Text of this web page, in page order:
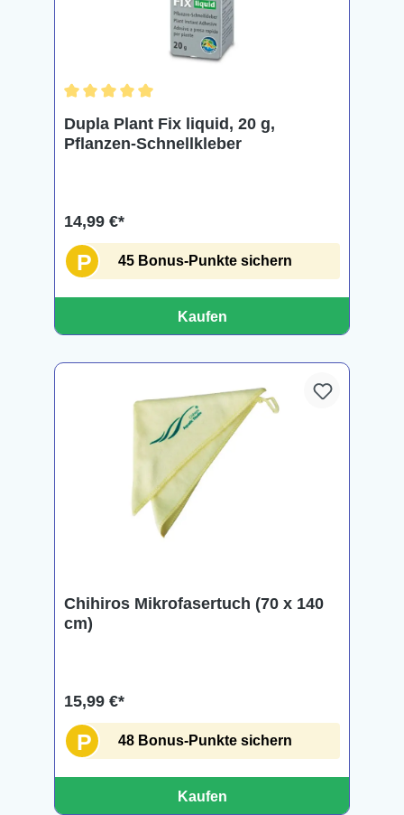
Dupla Plant Fix liquid, 20 g,
Pflanzen-Schnellkleber
14,99 €*
P 45 Bonus-Punkte sichern
Kaufen
Chihiros Mikrofasertuch (70 x 140
cm)
15,99 €*
P 48 Bonus-Punkte sichern
Kaufen